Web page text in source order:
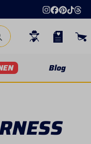
Blog